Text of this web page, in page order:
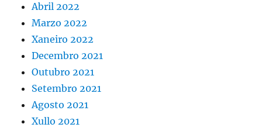
Abril 2022
Marzo 2022
Xaneiro 2022
Decembro 2021
Outubro 2021
Setembro 2021
Agosto 2021
Xullo 2021